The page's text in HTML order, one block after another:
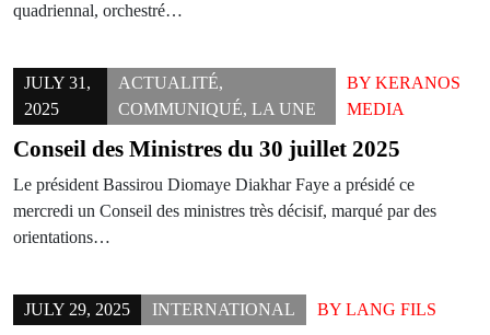
quadriennal, orchestré…
JULY 31,
2025
ACTUALITÉ,
COMMUNIQUÉ, LA UNE
BYKERANOS
MEDIA
Conseil des Ministres du 30 juillet 2025
Le président Bassirou Diomaye Diakhar Faye a présidé ce
mercredi un Conseil des ministres très décisif, marqué par des
orientations…
JULY 29, 2025 INTERNATIONAL BY LANG FILS